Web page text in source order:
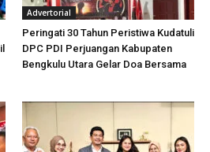
Advertorial
Peringati 30 Tahun Peristiwa Kudatuli
DPC PDI Perjuangan Kabupaten
Bengkulu Utara Gelar Doa Bersama